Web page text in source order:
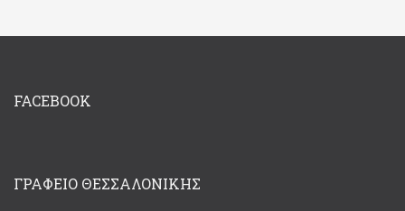
FACEBOOK
ΓΡΑΦΕΊΟ ΘΕΣΣΑΛΟΝΊΚΗΣ